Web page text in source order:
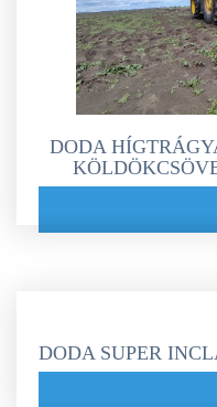
DODA
DODA SUPER